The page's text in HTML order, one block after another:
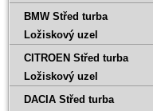
BMW Střed turba
Ložiskový uzel
CITROEN Střed turba
Ložiskový uzel
DACIA Střed turba